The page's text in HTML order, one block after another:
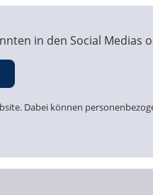
in den Social Medias
Dabei können